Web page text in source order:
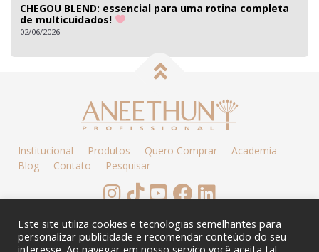
CHEGOU BLEND: essencial para uma rotina completa
de multicuidados!
02/06/2026
Institucional Produtos Quero Comprar
Academia
Blog
Contato Pesquisar
BAIXE O APP
Este site utiliza cookies e tecnologias semelhantes para
personalizar publicidade e recomendar conteúdo do seu
interesse. Ao navegar em nosso serviço você aceita tal